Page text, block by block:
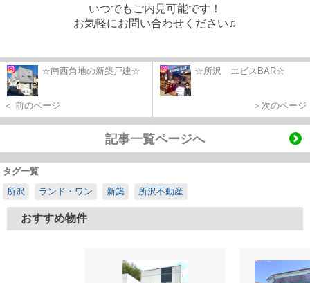
いつでもご内見可能です！
お気軽にお問い合わせください♫
☆南西角地の新築戸建☆
＜ 前のページ
☆所沢 エビスBAR☆
＞次のページ
記事一覧ページへ
タグ一覧
所沢
ランド・ワン 新築 所沢不動産
おすすめ物件